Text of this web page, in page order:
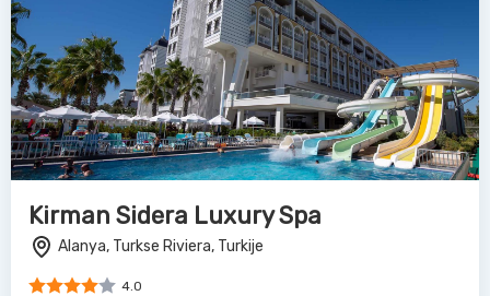
Kirman Sidera Luxury Spa
Alanya, Turkse Riviera, Turkije
4.0